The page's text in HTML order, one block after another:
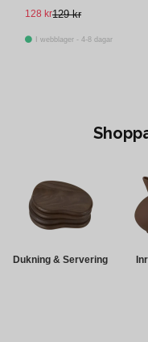
129 kr
128 kr
I webblager - 4-8 dagar
Dukning & Servering